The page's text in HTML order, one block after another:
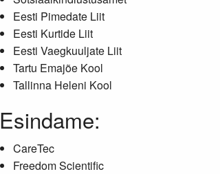
Eesti Pimedate Liit
Eesti Kurtide Liit
Eesti Vaegkuuljate Liit
Tartu Emajõe Kool
Tallinna Heleni Kool
Esindame:
CareTec
Freedom Scientific